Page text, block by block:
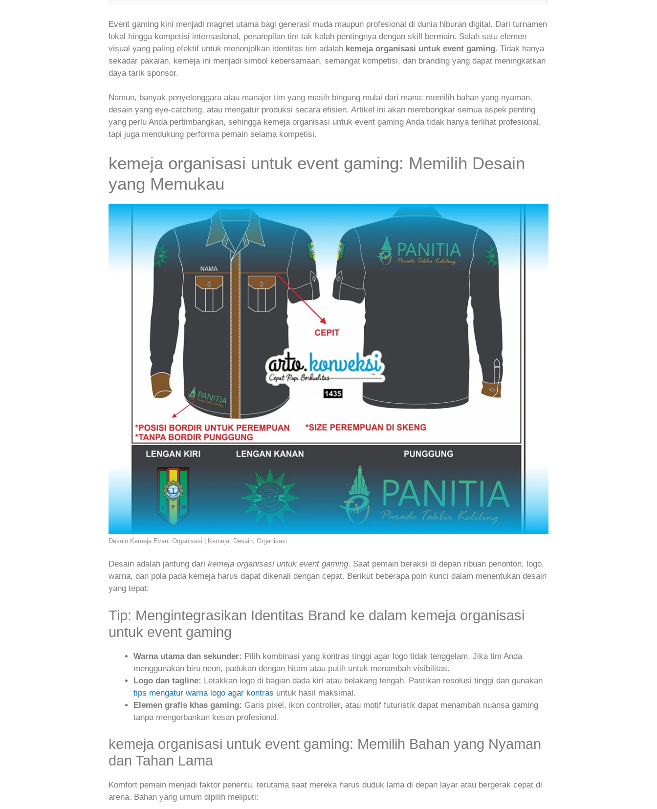
Event gaming kini menjadi magnet utama bagi generasi muda maupun profesional di dunia hiburan digital. Dari turnamen
lokal hingga kompetisi internasional, penampilan tim tak kalah pentingnya dengan skill bermain. Salah satu elemen
visual yang paling efektif untuk menonjolkan identitas tim adalah kemeja organisasi untuk event gaming. Tidak hanya
sekadar pakaian, kemeja ini menjadi simbol kebersamaan, semangat kompetisi, dan branding yang dapat meningkatkan
daya tarik sponsor.
Namun, banyak penyelenggara atau manajer tim yang masih bingung mulai dari mana: memilih bahan yang nyaman,
desain yang eye‑catching, atau mengatur produksi secara efisien. Artikel ini akan membongkar semua aspek penting
yang perlu Anda pertimbangkan, sehingga kemeja organisasi untuk event gaming Anda tidak hanya terlihat profesional,
tapi juga mendukung performa pemain selama kompetisi.
kemeja organisasi untuk event gaming: Memilih Desain
yang Memukau
Desain Kemeja Event Organisasi | Kemeja, Desain, Organisasi
Desain adalah jantung dari kemeja organisasi untuk event gaming. Saat pemain beraksi di depan ribuan penonton, logo,
warna, dan pola pada kemeja harus dapat dikenali dengan cepat. Berikut beberapa poin kunci dalam menentukan desain
yang tepat:
Tip: Mengintegrasikan Identitas Brand ke dalam kemeja organisasi
untuk event gaming
Warna utama dan sekunder: Pilih kombinasi yang kontras tinggi agar logo tidak tenggelam. Jika tim Anda
menggunakan biru neon, padukan dengan hitam atau putih untuk menambah visibilitas.
Logo dan tagline: Letakkan logo di bagian dada kiri atau belakang tengah. Pastikan resolusi tinggi dan gunakan
tips mengatur warna logo agar kontras untuk hasil maksimal.
Elemen grafis khas gaming: Garis pixel, ikon controller, atau motif futuristik dapat menambah nuansa gaming
tanpa mengorbankan kesan profesional.
kemeja organisasi untuk event gaming: Memilih Bahan yang Nyaman
dan Tahan Lama
Komfort pemain menjadi faktor penentu, terutama saat mereka harus duduk lama di depan layar atau bergerak cepat di
arena. Bahan yang umum dipilih meliputi: